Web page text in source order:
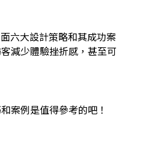
六大設計策略和其成功案
減少體驗挫折感，甚至可
案例是值得參考的吧！